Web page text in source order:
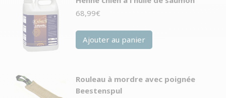
68,99€
Ajouter au panier
Rouleau à mordre avec poignée
Beestenspul